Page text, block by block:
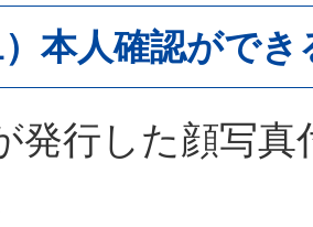
）本人確認がで
発行した顔写真